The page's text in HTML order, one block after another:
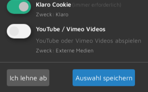
lungnahmen sollen elektronisch
(v.hanzel@bau-plan21.de oder
guenther.stauffer@dietmannsried.de),
Bedarf aber auch auf anderem Weg
werden. Stellungnahmen, die nicht
abgegeben worden sind, können gem.
BauGB bzw. § 4a Abs. 5 BauGB bei der
Beschlussfassung über den Bauleitplan
Klaro Cookie (immer erforderlich)
Zweck : Klaro
YouTube / Vimeo Videos
YouTube oder Vimeo Videos abspielen
Zweck : Externe Medien
Ich lehne ab Auswahl speichern